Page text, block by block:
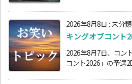
2026年8月8日 : 未分類
キングオブコント
2026年8月7日、コン
コント2026」の予選2